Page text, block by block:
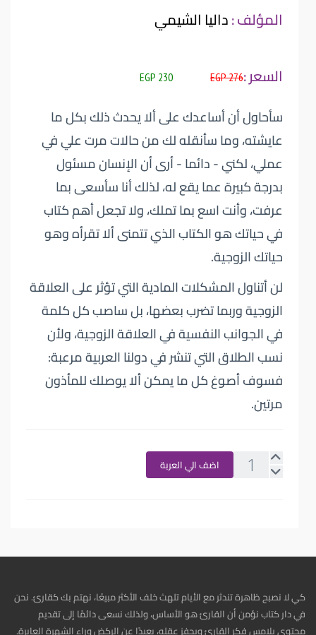
المؤلف :داليا الشيمي
السعر :276 EGP
230 EGP
سأحاول أن أساعدك على ألا يحدث ذلك بكل ما
عايشته، وما سأنقله لك من حالات مرت علي في
عملي، لكني - دائما - أرى أن الإنسان مسئول
بدرجة كبيرة عما يقع له، لذلك أنا سأسعى بما
عرفت، وأنت اسع بما تملك، ولا تجعل أهم كتاب
في حياتك هو الكتاب الذي تتمنى ألا تقرأه وهو
حياتك الزوجية.
لن أتناول المشكلات المادية التي تؤثر على العلاقة
الزوجية وربما تضرب بعضها، بل ساصب كل كلمة
في الجوانب النفسية في العلاقة الزوجية، ولأن
نسب الطلاق التي تنشر في دولنا العربية مرعبة:
فسوف أصوغ كل ما يمكن ألا يوصلك للمأذون
مرتين.
اضف الي العربة
كي لا نصبح ظاهرة تندثر مع الأيام تلهث خلف الأكثر مبيعًا، نهتم بك كقارئ. نحن
في دار كتاب نؤمن أن القارئ هو الأساس، ولذلك نسعى دائمًا إلى تقديم
محتوى يلامس فكر القارئ ويحفز عقله، بعيدًا عن الركض وراء الشهرة العابرة.